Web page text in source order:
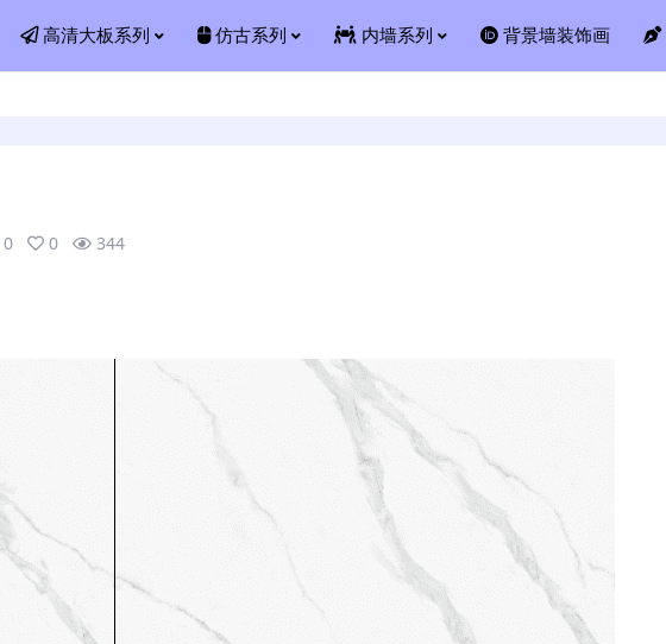
高清大板系列 仿古系列 内墙系列 背景墙装饰画
0 0 344